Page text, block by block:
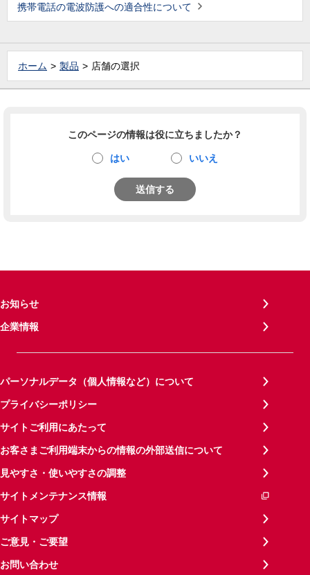
携帯電話の電波防護への適合性について
ホーム 製品 店舗の選択
このページの情報は役に立ちましたか？
はい いいえ
送信する
お知らせ
企業情報
パーソナルデータ（個人情報など）について
プライバシーポリシー
サイトご利用にあたって
お客さまご利用端末からの情報の外部送信について
見やすさ・使いやすさの調整
サイトメンテナンス情報
サイトマップ
ご意見・ご要望
お問い合わせ